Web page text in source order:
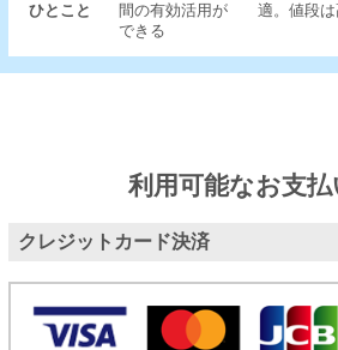
ひとこと
間の有効活用が
できる
適。値段
利用可能なお支
クレジットカード決済